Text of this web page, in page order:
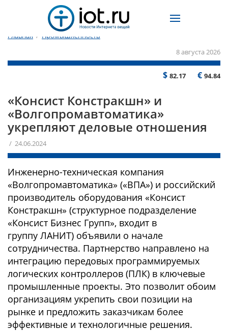
Главная / Промышленность
8 августа 2026
$ 82.17 € 94.84
«Консист Констракшн» и
«Волгопромавтоматика»
укрепляют деловые отношения
/ 24.06.2024
Инженерно-техническая компания
«Волгопромавтоматика» («ВПА») и российский
производитель оборудования «Консист
Констракшн» (структурное подразделение
«Консист Бизнес Групп», входит в
группу ЛАНИТ) объявили о начале
сотрудничества. Партнерство направлено на
интеграцию передовых программируемых
логических контроллеров (ПЛК) в ключевые
промышленные проекты. Это позволит обоим
организациям укрепить свои позиции на
рынке и предложить заказчикам более
эффективные и технологичные решения.